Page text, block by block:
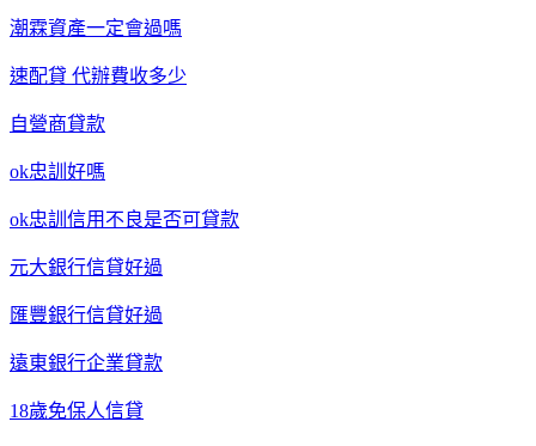
潮霖資產一定會過嗎
速配貸 代辦費收多少
自營商貸款
ok忠訓好嗎
ok忠訓信用不良是否可貸款
元大銀行信貸好過
匯豐銀行信貸好過
遠東銀行企業貸款
18歲免保人信貸